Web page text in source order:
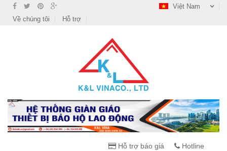
Việt Nam
Về chúng tôi
Hỗ trợ
Hỗ trợ báo giá Hotline